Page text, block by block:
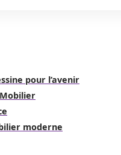
pour l’avenir
moderne